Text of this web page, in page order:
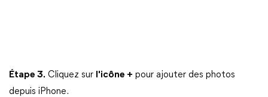
Étape 3. Cliquez sur l'icône + pour ajouter des photos
depuis iPhone.